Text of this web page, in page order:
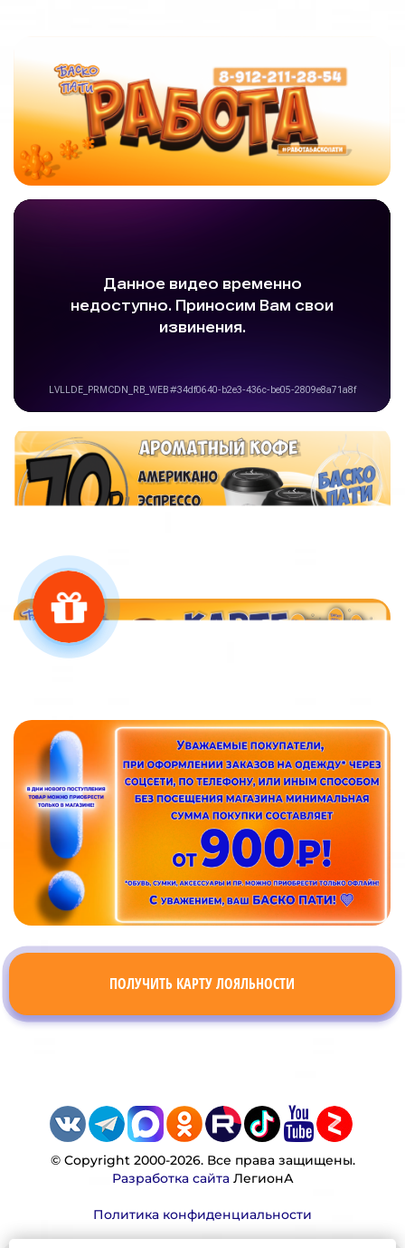
ПОЛУЧИТЬ КАРТУ ЛОЯЛЬНОСТИ
© Copyright 2000-2026. Все права защищены.
Разработка сайтаЛегионА
Политика конфиденциальности